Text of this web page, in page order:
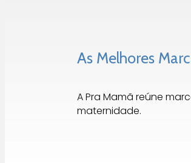
As Melhores
A Pra Mamã reúne
maternidade.